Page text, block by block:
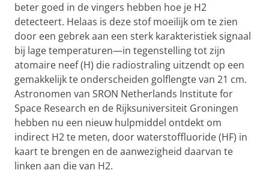
beter goed in de vingers hebben hoe je H2
detecteert. Helaas is deze stof moeilijk om te zien
door een gebrek aan een sterk karakteristiek signaal
bij lage temperaturen—in tegenstelling tot zijn
atomaire neef (H) die radiostraling uitzendt op een
gemakkelijk te onderscheiden golflengte van 21 cm.
Astronomen van SRON Netherlands Institute for
Space Research en de Rijksuniversiteit Groningen
hebben nu een nieuw hulpmiddel ontdekt om
indirect H2 te meten, door waterstoffluoride (HF) in
kaart te brengen en de aanwezigheid daarvan te
linken aan die van H2.